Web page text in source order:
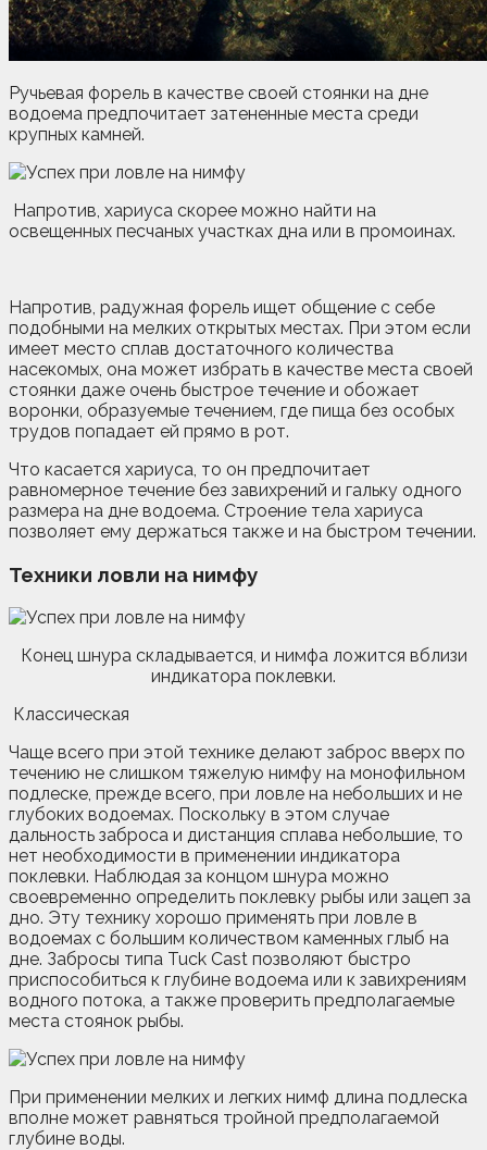
Ручьевая форель в качестве своей стоянки на дне
водоема предпочитает затененные места среди
крупных камней.
Напротив, хариуса скорее можно найти на
освещенных песчаных участках дна или в промоинах.
Напротив, радужная форель ищет общение с себе
подобными на мелких открытых местах. При этом если
имеет место сплав достаточного количества
насекомых, она может избрать в качестве места своей
стоянки даже очень быстрое течение и обожает
воронки, образуемые течением, где пища без особых
трудов попадает ей прямо в рот.
Что касается хариуса, то он предпочитает
равномерное течение без завихрений и гальку одного
размера на дне водоема. Строение тела хариуса
позволяет ему держаться также и на быстром течении.
Техники ловли на нимфу
Конец шнура складывается, и нимфа ложится вблизи
индикатора поклевки.
Классическая
Чаще всего при этой технике делают заброс вверх по
течению не слишком тяжелую нимфу на монофильном
подлеске, прежде всего, при ловле на небольших и не
глубоких водоемах. Поскольку в этом случае
дальность заброса и дистанция сплава небольшие, то
нет необходимости в применении индикатора
поклевки. Наблюдая за концом шнура можно
своевременно определить поклевку рыбы или зацеп за
дно. Эту технику хорошо применять при ловле в
водоемах с большим количеством каменных глыб на
дне. Забросы типа Tuck Cast позволяют быстро
приспособиться к глубине водоема или к завихрениям
водного потока, а также проверить предполагаемые
места стоянок рыбы.
При применении мелких и легких нимф длина подлеска
вполне может равняться тройной предполагаемой
глубине воды.